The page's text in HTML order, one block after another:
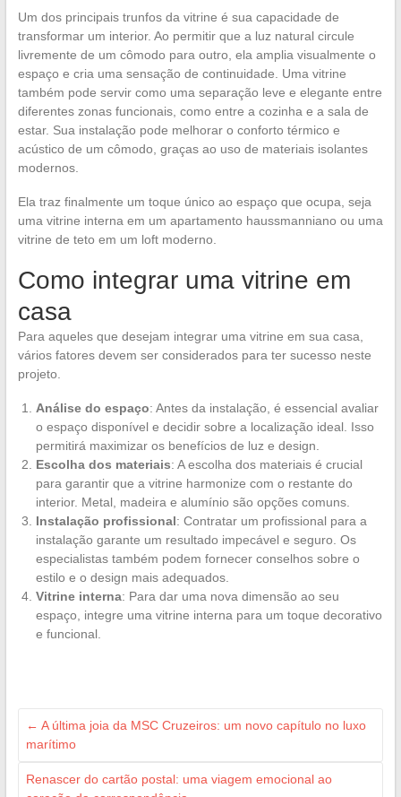
Um dos principais trunfos da vitrine é sua capacidade de
transformar um interior. Ao permitir que a luz natural circule
livremente de um cômodo para outro, ela amplia visualmente o
espaço e cria uma sensação de continuidade. Uma vitrine
também pode servir como uma separação leve e elegante entre
diferentes zonas funcionais, como entre a cozinha e a sala de
estar. Sua instalação pode melhorar o conforto térmico e
acústico de um cômodo, graças ao uso de materiais isolantes
modernos.
Ela traz finalmente um toque único ao espaço que ocupa, seja
uma vitrine interna em um apartamento haussmanniano ou uma
vitrine de teto em um loft moderno.
Como integrar uma vitrine em
casa
Para aqueles que desejam integrar uma vitrine em sua casa,
vários fatores devem ser considerados para ter sucesso neste
projeto.
Análise do espaço: Antes da instalação, é essencial avaliar
o espaço disponível e decidir sobre a localização ideal. Isso
permitirá maximizar os benefícios de luz e design.
Escolha dos materiais: A escolha dos materiais é crucial
para garantir que a vitrine harmonize com o restante do
interior. Metal, madeira e alumínio são opções comuns.
Instalação profissional: Contratar um profissional para a
instalação garante um resultado impecável e seguro. Os
especialistas também podem fornecer conselhos sobre o
estilo e o design mais adequados.
Vitrine interna: Para dar uma nova dimensão ao seu
espaço, integre uma vitrine interna para um toque decorativo
e funcional.
← A última joia da MSC Cruzeiros: um novo capítulo no luxo
marítimo
Renascer do cartão postal: uma viagem emocional ao